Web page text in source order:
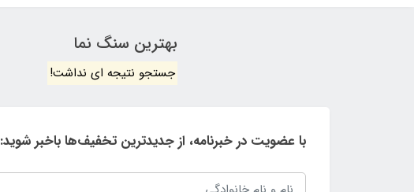
بهترین سنگ نما
جستجو نتیجه ای نداشت!
با عضویت در خبرنامه، از جدیدترین تخفیف‌ها باخبر شوید: